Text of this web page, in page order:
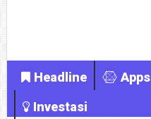
Headline Apps
Investasi